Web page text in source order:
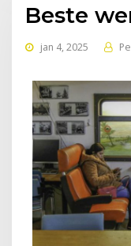
Beste
jan 4, 2025